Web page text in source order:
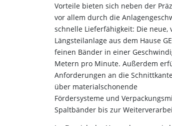
Vorteile bieten sich neben der
vor allem durch die
schnelle Lieferfähigkeit: Die neue,
Längsteilanlage aus dem Hause
feinen Bänder in einer
Metern pro Minute. Außerdem
Anforderungen an die
über materialschonende
Fördersysteme und
Spaltbänder bis zur